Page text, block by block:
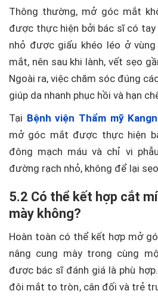
Thông thường, mở góc mắt
được thực hiện bởi bác sĩ có
nhỏ được giấu khéo léo ở
mắt, nên sau khi lành, vết sẹo
Ngoài ra, việc chăm sóc đúng
giúp da nhanh phục hồi và hạn
Tại Bệnh viện Thẩm mỹ
mở góc mắt được thực hiện
đông mạch máu và chỉ vi
đường rạch nhỏ, không để lại
5.2 Có thể kết hợp cắt
mày không?
Hoàn toàn có thể kết hợp mở
nâng cung mày trong cùng
được bác sĩ đánh giá là phù
đôi mắt to tròn, cân đối và trẻ